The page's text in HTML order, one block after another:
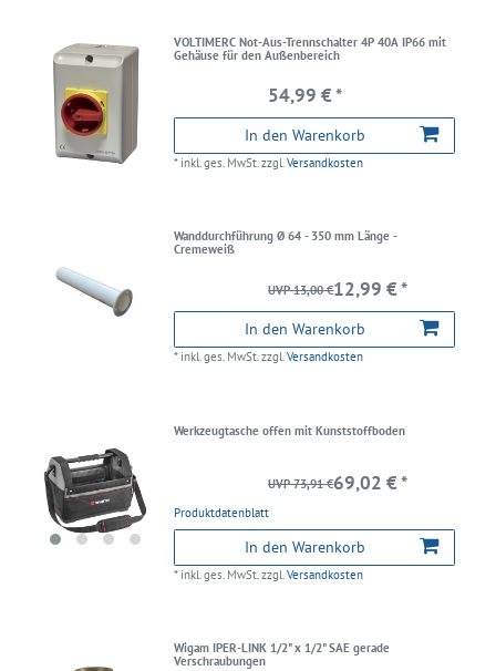
VOLTIMERC Not-Aus-Trennschalter 4P 40A IP66 mit
Gehäuse für den Außenbereich
54,99 € *
In den Warenkorb
* inkl. ges. MwSt.zzgl.Versandkosten
Wanddurchführung Ø 64 - 350 mm Länge -
Cremeweiß
UVP 13,00 €12,99 € *
In den Warenkorb
* inkl. ges. MwSt.zzgl.Versandkosten
Werkzeugtasche offen mit Kunststoffboden
Produktdatenblatt
UVP 73,91 €69,02 € *
In den Warenkorb
* inkl. ges. MwSt.zzgl.Versandkosten
Wigam IPER-LINK 1/2" x 1/2" SAE gerade
Verschraubungen